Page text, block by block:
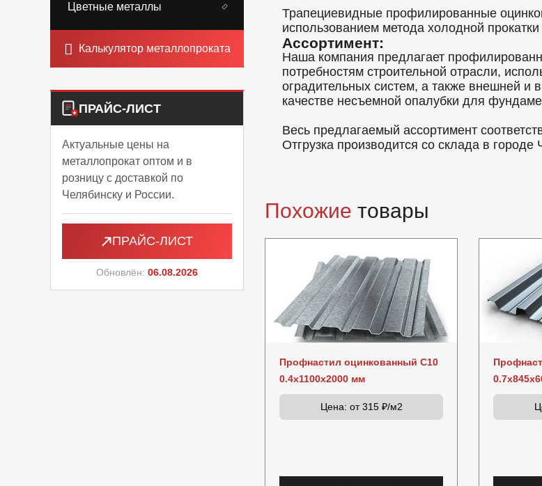
Цветные металлы
Калькулятор металлопроката
ПРАЙС-ЛИСТ
Актуальные цены на
металлопрокат оптом и в
розницу с доставкой по
Челябинску и России.
ПРАЙС-ЛИСТ
Обновлён: 06.08.2026
Трапециевидные профилированные
использованием метода холодной
Ассортимент:
Наша компания предлагает
потребностям строительной отрасли,
оградительных систем, а также внешней и
качестве несъемной опалубки для
Весь предлагаемый ассортимент
Отгрузка производится со склада в городе
Похожие товары
Профнастил оцинкованный C10
0.4x1100x2000 мм
Цена: от 315 ₽/м2